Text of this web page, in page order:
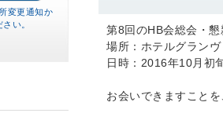
第8回のHB会総会・
場所：ホテルグラン
日時：2016年10月初
お会いできますこと
変更通知か
い。